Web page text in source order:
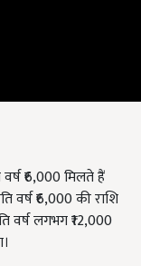
वर्ष ₹6,000 मिलते हैं
वर्ष ₹6,000 की राशि
वर्ष लगभग ₹12,000